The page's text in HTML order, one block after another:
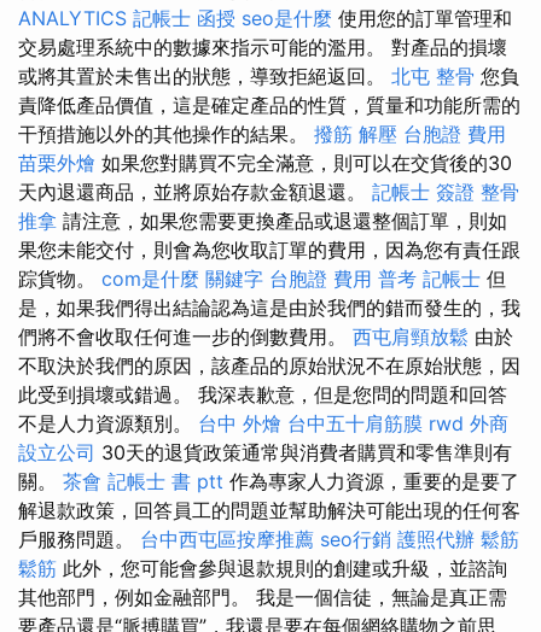
ANALYTICS 記帳士 函授 seo是什麼 使用您的訂單管理和
交易處理系統中的數據來指示可能的濫用。 對產品的損壞
或將其置於未售出的狀態，導致拒絕返回。 北屯 整骨 您負
責降低產品價值，這是確定產品的性質，質量和功能所需的
干預措施以外的其他操作的結果。 撥筋 解壓 台胞證 費用
苗栗外燴 如果您對購買不完全滿意，則可以在交貨後的30
天內退還商品，並將原始存款金額退還。 記帳士 簽證 整骨
推拿 請注意，如果您需要更換產品或退還整個訂單，則如
果您未能交付，則會為您收取訂單的費用，因為您有責任跟
踪貨物。 com是什麼 關鍵字 台胞證 費用 普考 記帳士 但
是，如果我們得出結論認為這是由於我們的錯而發生的，我
們將不會收取任何進一步的倒數費用。 西屯肩頸放鬆 由於
不取決於我們的原因，該產品的原始狀況不在原始狀態，因
此受到損壞或錯過。 我深表歉意，但是您問的問題和回答
不是人力資源類別。 台中 外燴 台中五十肩筋膜 rwd 外商
設立公司 30天的退貨政策通常與消費者購買和零售準則有
關。 茶會 記帳士 書 ptt 作為專家人力資源，重要的是要了
解退款政策，回答員工的問題並幫助解決可能出現的任何客
戶服務問題。 台中西屯區按摩推薦 seo行銷 護照代辦 鬆筋
鬆筋 此外，您可能會參與退款規則的創建或升級，並諮詢
其他部門，例如金融部門。 我是一個信徒，無論是真正需
要產品還是“脈搏購買”，我還是要在每個網絡購物之前思